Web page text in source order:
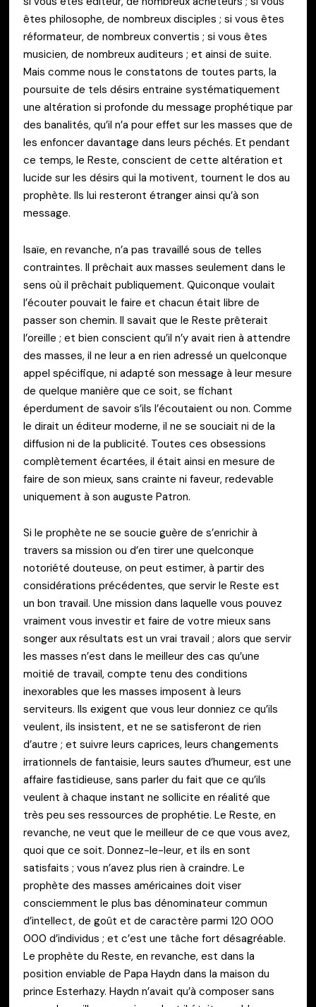
êtes philosophe, de nombreux disciples ; si vous êtes
réformateur, de nombreux convertis ; si vous êtes
musicien, de nombreux auditeurs ; et ainsi de suite.
Mais comme nous le constatons de toutes parts, la
poursuite de tels désirs entraine systématiquement
une altération si profonde du message prophétique par
des banalités, qu’il n’a pour effet sur les masses que de
les enfoncer davantage dans leurs péchés. Et pendant
ce temps, le Reste, conscient de cette altération et
lucide sur les désirs qui la motivent, tournent le dos au
prophète. Ils lui resteront étranger ainsi qu’à son
message.
Isaïe, en revanche, n’a pas travaillé sous de telles
contraintes. Il prêchait aux masses seulement dans le
sens où il prêchait publiquement. Quiconque voulait
l’écouter pouvait le faire et chacun était libre de
passer son chemin. Il savait que le Reste prêterait
l’oreille ; et bien conscient qu’il n’y avait rien à attendre
des masses, il ne leur a en rien adressé un quelconque
appel spécifique, ni adapté son message à leur mesure
de quelque manière que ce soit, se fichant
éperdument de savoir s’ils l’écoutaient ou non. Comme
le dirait un éditeur moderne, il ne se souciait ni de la
diffusion ni de la publicité. Toutes ces obsessions
complètement écartées, il était ainsi en mesure de
faire de son mieux, sans crainte ni faveur, redevable
uniquement à son auguste Patron.
Si le prophète ne se soucie guère de s’enrichir à
travers sa mission ou d’en tirer une quelconque
notoriété douteuse, on peut estimer, à partir des
considérations précédentes, que servir le Reste est
un bon travail. Une mission dans laquelle vous pouvez
vraiment vous investir et faire de votre mieux sans
songer aux résultats est un vrai travail ; alors que servir
les masses n’est dans le meilleur des cas qu’une
moitié de travail, compte tenu des conditions
inexorables que les masses imposent à leurs
serviteurs. Ils exigent que vous leur donniez ce qu’ils
veulent, ils insistent, et ne se satisferont de rien
d’autre ; et suivre leurs caprices, leurs changements
irrationnels de fantaisie, leurs sautes d’humeur, est une
affaire fastidieuse, sans parler du fait que ce qu’ils
veulent à chaque instant ne sollicite en réalité que
très peu ses ressources de prophétie. Le Reste, en
revanche, ne veut que le meilleur de ce que vous avez,
quoi que ce soit. Donnez-le-leur, et ils en sont
satisfaits ; vous n’avez plus rien à craindre. Le
prophète des masses américaines doit viser
consciemment le plus bas dénominateur commun
d’intellect, de goût et de caractère parmi 120 000
000 d’individus ; et c’est une tâche fort désagréable.
Le prophète du Reste, en revanche, est dans la
position enviable de Papa Haydn dans la maison du
prince Esterhazy. Haydn n’avait qu’à composer sans